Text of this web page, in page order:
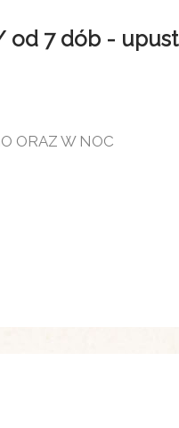
/ od 7 dób - upust
ORAZ W NOC